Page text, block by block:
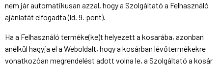
nem jár automatikusan azzal, hogy a Szolgáltató a Felhasználó
ajánlatát elfogadta (ld. 9. pont).
Ha a Felhasználó terméke(ke)t helyezett a kosarába, azonban
anélkül hagyja el a Weboldalt, hogy a kosárban lévőtermékekre
vonatkozóan megrendelést adott volna le, a Szolgáltató a kosár